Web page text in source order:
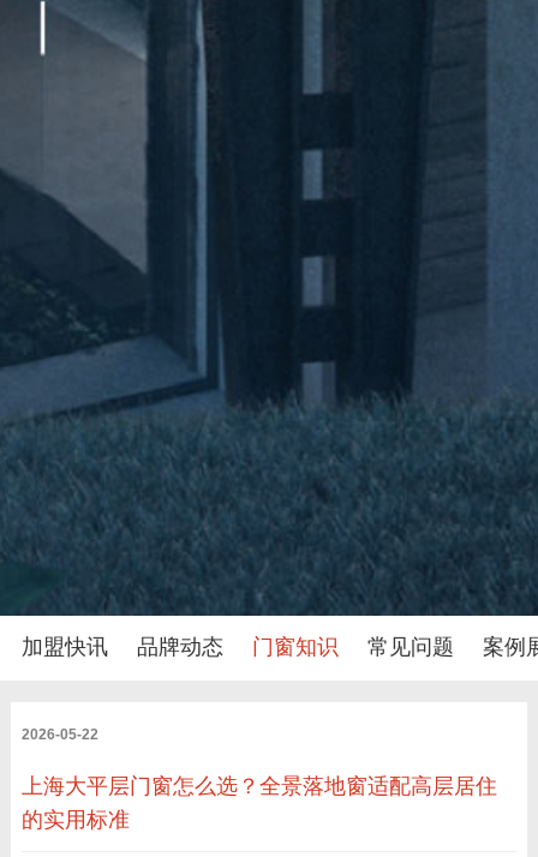
加盟快讯 品牌动态 门窗知识 常见问题 案例
2026-05-22
上海大平层门窗怎么选？全景落地窗适配高层居住
的实用标准